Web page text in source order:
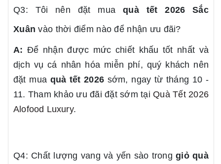
Q3: Tôi nên đặt muaquà tết 2026
Sắc
Xuân vào thời điểm nào để nhận ưu đãi?
A: Để nhận được mức chiết khấu tốt nhất và
dịch vụ cá nhân hóa miễn phí, quý khách nên
đặt mua quà tết 2026 sớm, ngay từ tháng 10 -
11. Tham khảo ưu đãi đặt sớm tạiQuà Tết 2026
Alofood Luxury.
Q4: Chất lượng vang và yến sào tronggiỏ quà